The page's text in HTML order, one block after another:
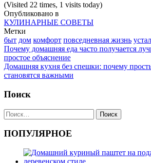
(Visited 22 times, 1 visits today)
Опубликовано в
КУЛИНАРНЫЕ СОВЕТЫ
Метки
быт дом комфорт повседневная жизнь
Навигация
Почему домашняя еда часто получается
простое объяснение
Домашняя кухня без спешки: почему
становятся важными
Поиск
Найти:
ПОПУЛЯРНОЕ